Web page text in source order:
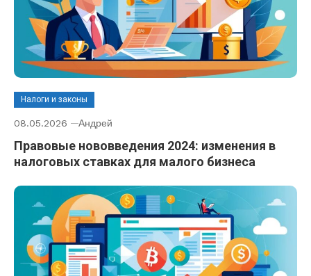
Налоги и законы
08.05.2026 Андрей
Правовые нововведения 2024: изменения в
налоговых ставках для малого бизнеса